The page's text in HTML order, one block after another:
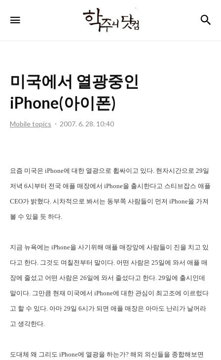
주
컴
미국에서 열광중인
iPhone(아이폰)
Mobile topics 2007. 6. 28. 10:40
요즘 미국은 iPhone에 대한 열광으로 휩싸이고 있다. 현자시간으로 29일
저녁 6시부터 전국 애플 매장에서 iPhone을 출시한다고 스티브잡스 애플
CEO가 밝혔다. 시차적으로 봐서는 동부쪽 사람들이 먼저 iPhone을 가져
볼 수 있을 듯 하다.
지금 뉴욕에는 iPhone을 사기위해 애플 매장앞에 사람들이 진을 치고 있
다고 한다. 그것도 며칠전부터 말이다. 어떤 사람은 25일에 와서 애플 매
장에 줄섰고 어떤 사람은 26일에 와서 줄섰다고 한다. 29일에 출시인데
말이다. 그만큼 현재 미국에서 iPhone에 대한 관심이 최고조에 이르렀다
고 할 수 있다. 아마 29일 6시가 되면 애플 매장은 아마도 난리가 날꺼라
고 생각한다.
도대체 왜 그리도 iPhone에 열광을 하는가? 해외 외신들을 종합해보면